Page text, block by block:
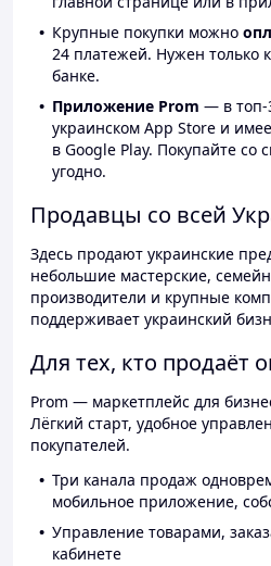
Крупные покупки можно
24 платежей. Нужен только
банке.
Приложение Prom — в топ-
украинском App Store и
в Google Play. Покупайте со
угодно.
Продавцы со всей
Здесь продают украинские
небольшие мастерские,
производители и крупные
поддерживает украинский
Для тех, кто продаёт
Prom — маркетплейс для
Лёгкий старт, удобное
покупателей.
Три канала продаж
мобильное приложение,
Управление товарами,
кабинете